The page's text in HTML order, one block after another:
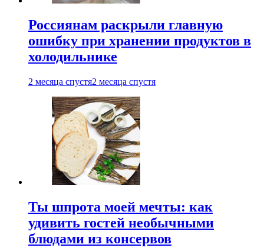
Россиянам раскрыли главную
ошибку при хранении продуктов в
холодильнике
2 месяца спустя2 месяца спустя
Ты шпрота моей мечты: как
удивить гостей необычными
блюдами из консервов